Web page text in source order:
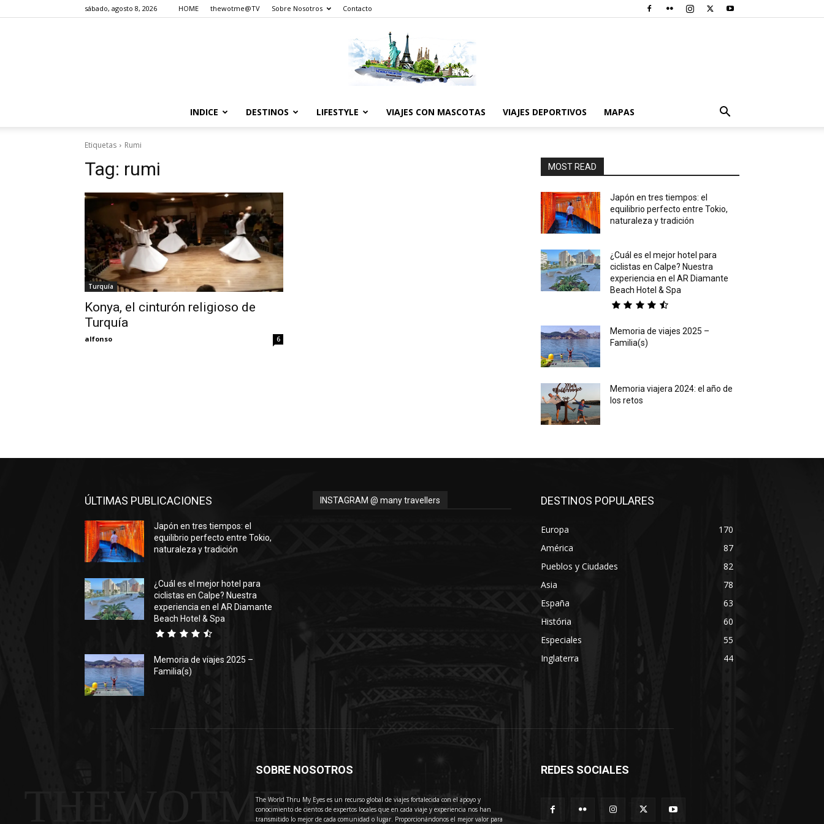
sábado, agosto 8, 2026 HOME thewotme@TV Sobre Nosotros Contacto
INDICE DESTINOS LIFESTYLE VIAJES CON MASCOTAS VIAJES DEPORTIVOS MAPAS
Etiquetas Rumi
Tag: rumi
Turquía
Konya, el cinturón religioso de
Turquía
alfonso 6
MOST READ
Japón en tres tiempos: el
equilibrio perfecto entre Tokio,
naturaleza y tradición
¿Cuál es el mejor hotel para
ciclistas en Calpe? Nuestra
experiencia en el AR Diamante
Beach Hotel & Spa
Memoria de viajes 2025 –
Familia(s)
Memoria viajera 2024: el año de
los retos
ÚLTIMAS PUBLICACIONES
Japón en tres tiempos: el
equilibrio perfecto entre Tokio,
naturaleza y tradición
¿Cuál es el mejor hotel para
ciclistas en Calpe? Nuestra
experiencia en el AR Diamante
Beach Hotel & Spa
Memoria de viajes 2025 –
Familia(s)
INSTAGRAM @ many travellers DESTINOS POPULARES
Europa
170
América
87
Pueblos y Ciudades
82
Asia
78
España
63
História
60
Especiales
55
Inglaterra
44
THEWOTME
SOBRE NOSOTROS
The World Thru My Eyes es un recurso global de viajes fortalecida con el apoyo y
conocimiento de cientos de expertos locales que en cada viaje y experiencia nos han
transmitido lo mejor de cada comunidad o lugar. Proporcionándonos el mejor valor para
REDES SOCIALES